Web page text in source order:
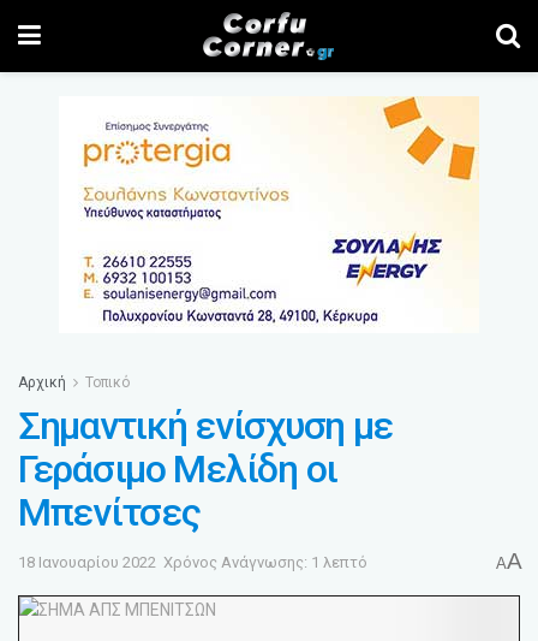
Αρχική Τοπικό
Σημαντική ενίσχυση με
Γεράσιμο Μελίδη οι
Μπενίτσες
18 Ιανουαρίου 2022 Χρόνος Ανάγνωσης: 1 λεπτό AA